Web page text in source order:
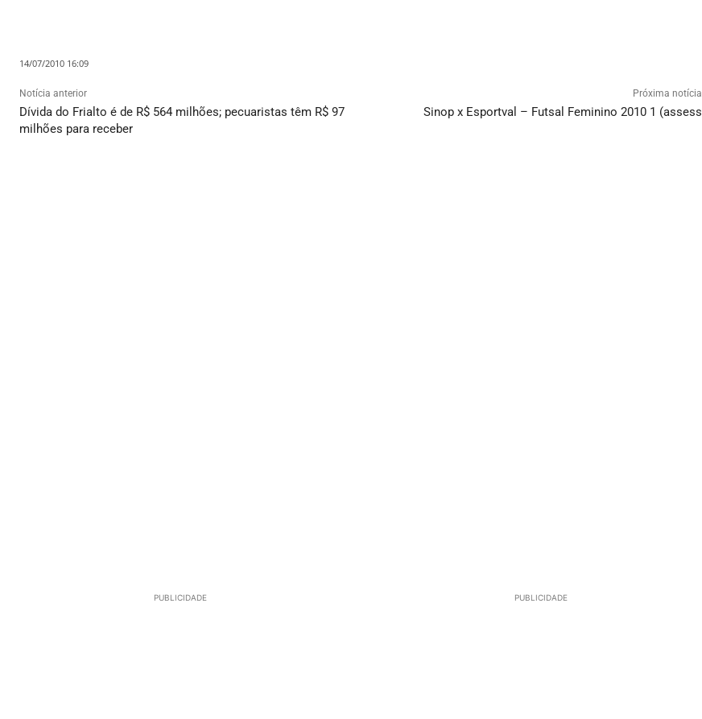
14/07/2010 16:09
Notícia anterior
Dívida do Frialto é de R$ 564 milhões; pecuaristas têm R$ 97
milhões para receber
Próxima notícia
Sinop x Esportval – Futsal Feminino 2010 1 (assess
PUBLICIDADE PUBLICIDADE